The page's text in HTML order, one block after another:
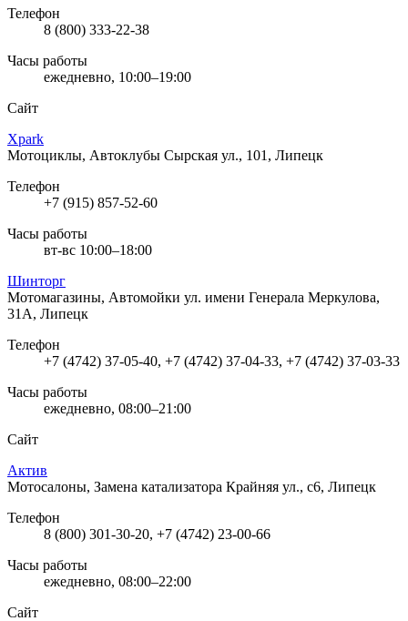
Телефон
8 (800) 333-22-38
Часы работы
ежедневно, 10:00–19:00
Сайт
Xpark
Мотоциклы, Автоклубы Сырская ул., 101, Липецк
Телефон
+7 (915) 857-52-60
Часы работы
вт-вс 10:00–18:00
Шинторг
Мотомагазины, Автомойки ул. имени Генерала Меркулова,
31А, Липецк
Телефон
+7 (4742) 37-05-40, +7 (4742) 37-04-33, +7 (4742) 37-03-33
Часы работы
ежедневно, 08:00–21:00
Сайт
Актив
Мотосалоны, Замена катализатора Крайняя ул., с6, Липецк
Телефон
8 (800) 301-30-20, +7 (4742) 23-00-66
Часы работы
ежедневно, 08:00–22:00
Сайт